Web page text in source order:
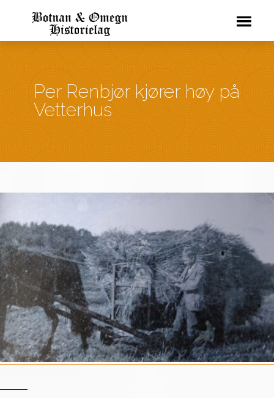
Per Renbjør kjører høy på
Vetterhus